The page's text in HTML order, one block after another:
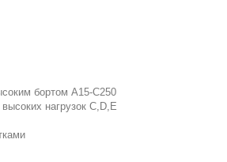
бортом А15-C250
нагрузок C,D,E